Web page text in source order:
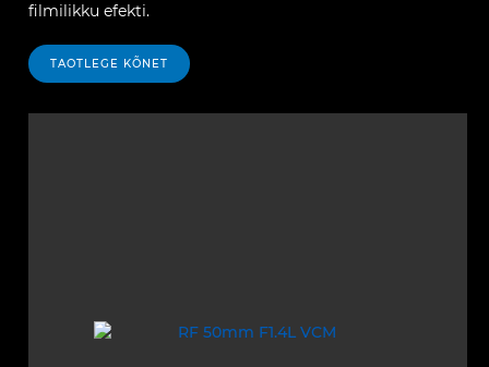
filmilikku efekti.
TAOTLEGE KÕNET